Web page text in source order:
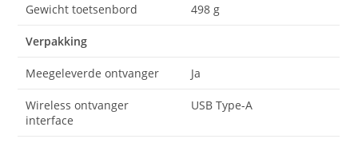
Gewicht toetsenbord 498 g
Verpakking
Meegeleverde ontvanger Ja
Wireless ontvanger
interface
USB Type-A